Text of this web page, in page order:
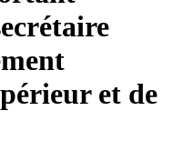
et de